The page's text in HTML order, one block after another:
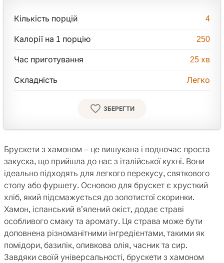
Кількість порцій 4
Калорії на 1 порцію 250
Час приготування 25 хв
Складність Легко
ЗБЕРЕГТИ
Брускети з хамоном – це вишукана і водночас проста
закуска, що прийшла до нас з італійської кухні. Вони
ідеально підходять для легкого перекусу, святкового
столу або фуршету. Основою для брускет є хрусткий
хліб, який підсмажується до золотистої скоринки.
Хамон, іспанський в’ялений окіст, додає страві
особливого смаку та аромату. Ця страва може бути
доповнена різноманітними інгредієнтами, такими як
помідори, базилік, оливкова олія, часник та сир.
Завдяки своїй універсальності, брускети з хамоном